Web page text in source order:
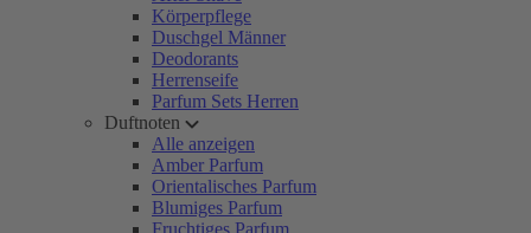
Körperpflege
Duschgel Männer
Deodorants
Herrenseife
Parfum Sets Herren
Duftnoten
Alle anzeigen
Amber Parfum
Orientalisches Parfum
Blumiges Parfum
Fruchtiges Parfum